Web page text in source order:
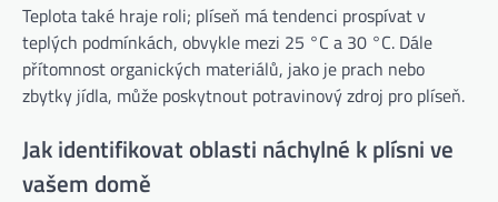
Teplota také hraje roli; plíseň má tendenci prospívat v
teplých podmínkách, obvykle mezi 25 °C a 30 °C. Dále
přítomnost organických materiálů, jako je prach nebo
zbytky jídla, může poskytnout potravinový zdroj pro plíseň.
Jak identifikovat oblasti náchylné k plísni ve
vašem domě